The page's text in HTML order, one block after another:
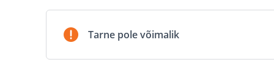
Tarne pole võimalik